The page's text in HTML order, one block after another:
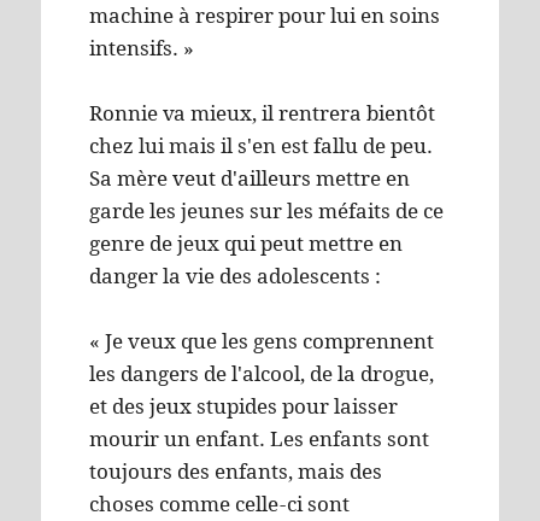
machine à respirer pour lui en soins
intensifs. »
Ronnie va mieux, il rentrera bientôt
chez lui mais il s'en est fallu de peu.
Sa mère veut d'ailleurs mettre en
garde les jeunes sur les méfaits de ce
genre de jeux qui peut mettre en
danger la vie des adolescents :
« Je veux que les gens comprennent
les dangers de l'alcool, de la drogue,
et des jeux stupides pour laisser
mourir un enfant. Les enfants sont
toujours des enfants, mais des
choses comme celle-ci sont